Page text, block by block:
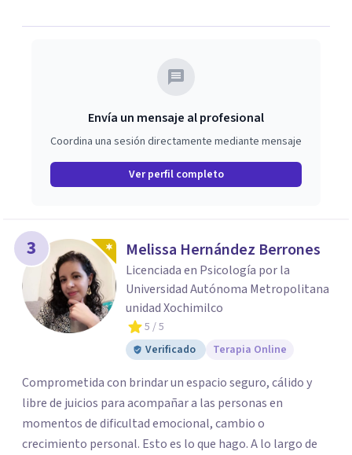
Envía un mensaje al profesional
Coordina una sesión directamente mediante mensaje
Ver perfil completo
3 Melissa Hernández Berrones
Licenciada en Psicología por la
Universidad Autónoma Metropolitana
unidad Xochimilco
5 / 5
Verificado
Terapia Online
Comprometida con brindar un espacio seguro, cálido y
libre de juicios para acompañar a las personas en
momentos de dificultad emocional, cambio o
crecimiento personal. Esto es lo que hago. A lo largo de